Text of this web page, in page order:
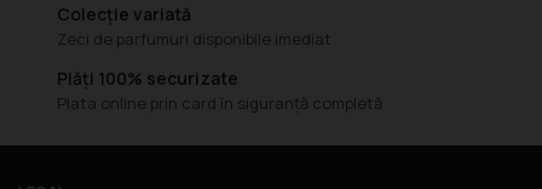
Colecție variată
Zeci de parfumuri disponibile imediat
Plăți 100% securizate
Plata online prin card în siguranță completă